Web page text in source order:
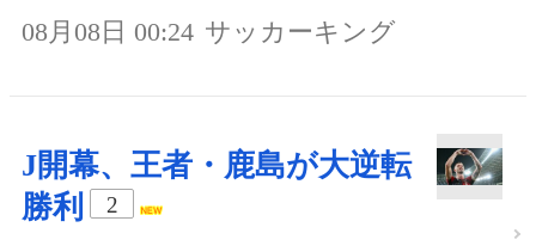
08月08日 00:24 サッカーキング
J開幕、王者・鹿島が大逆転
勝利
2